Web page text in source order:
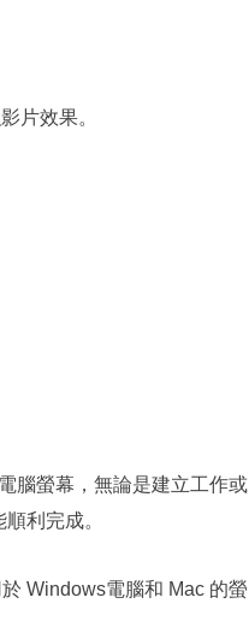
片效果。
腦螢幕，無論是建立工作或
利完成。
Windows電腦和 Mac 的螢